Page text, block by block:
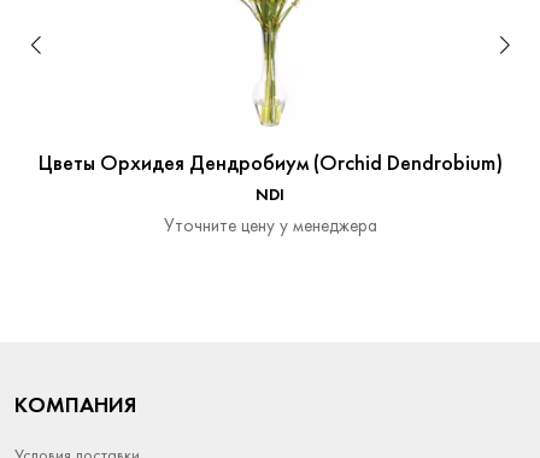
Цветы Орхидея Дендробиум (Orchid Dendrobium)
NDI
Уточните цену у менеджера
КОМПАНИЯ